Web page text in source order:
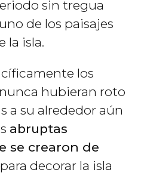
sin tregua
de los paisajes
la isla.
los
hubieran roto
a su alrededor aún
abruptas
se crearon de
para decorar la isla